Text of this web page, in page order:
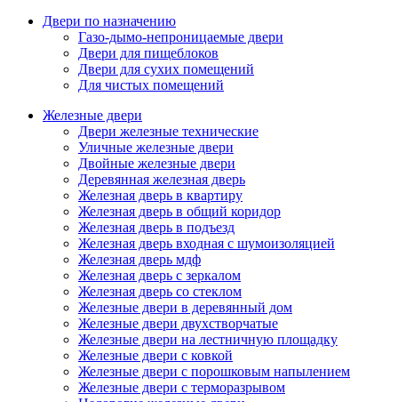
Двери по назначению
Газо-дымо-непроницаемые двери
Двери для пищеблоков
Двери для сухих помещений
Для чистых помещений
Железные двери
Двери железные технические
Уличные железные двери
Двойные железные двери
Деревянная железная дверь
Железная дверь в квартиру
Железная дверь в общий коридор
Железная дверь в подъезд
Железная дверь входная с шумоизоляцией
Железная дверь мдф
Железная дверь с зеркалом
Железная дверь со стеклом
Железные двери в деревянный дом
Железные двери двухстворчатые
Железные двери на лестничную площадку
Железные двери с ковкой
Железные двери с порошковым напылением
Железные двери с терморазрывом